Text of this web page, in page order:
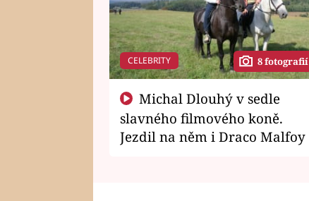
CELEBRITY 8 fotografií
slavného filmového koně.
Jezdil na něm i Draco Malfoy